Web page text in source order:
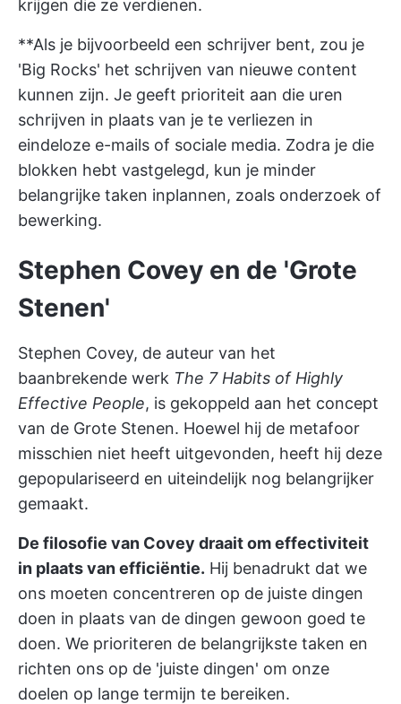
krijgen die ze verdienen.
**Als je bijvoorbeeld een schrijver bent, zou je
'Big Rocks' het schrijven van nieuwe content
kunnen zijn. Je geeft prioriteit aan die uren
schrijven in plaats van je te verliezen in
eindeloze e-mails of sociale media. Zodra je die
blokken hebt vastgelegd, kun je minder
belangrijke taken inplannen, zoals onderzoek of
bewerking.
Stephen Covey en de 'Grote
Stenen'
Stephen Covey, de auteur van het
baanbrekende werk The 7 Habits of Highly
Effective People, is gekoppeld aan het concept
van de Grote Stenen. Hoewel hij de metafoor
misschien niet heeft uitgevonden, heeft hij deze
gepopulariseerd en uiteindelijk nog belangrijker
gemaakt.
De filosofie van Covey draait om effectiviteit
in plaats van efficiëntie. Hij benadrukt dat we
ons moeten concentreren op de juiste dingen
doen in plaats van de dingen gewoon goed te
doen. We prioriteren de belangrijkste taken en
richten ons op de 'juiste dingen' om onze
doelen op lange termijn te bereiken.